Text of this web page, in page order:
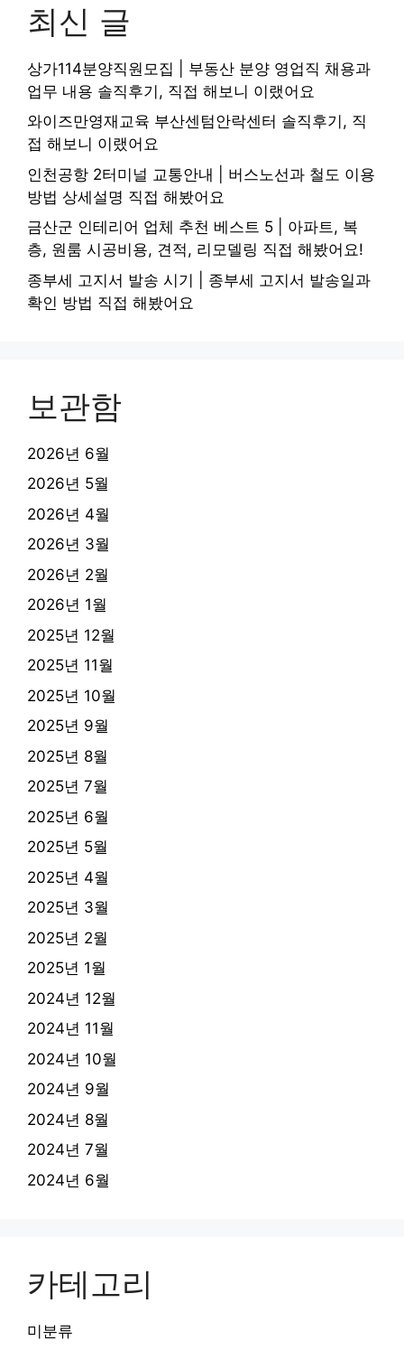
최신 글
상가114분양직원모집 | 부동산 분양 영업직 채용과
업무 내용 솔직후기, 직접 해보니 이랬어요
와이즈만영재교육 부산센텀안락센터 솔직후기, 직
접 해보니 이랬어요
인천공항 2터미널 교통안내 | 버스노선과 철도 이용
방법 상세설명 직접 해봤어요
금산군 인테리어 업체 추천 베스트 5 | 아파트, 복
층, 원룸 시공비용, 견적, 리모델링 직접 해봤어요!
종부세 고지서 발송 시기 | 종부세 고지서 발송일과
확인 방법 직접 해봤어요
보관함
2026년 6월
2026년 5월
2026년 4월
2026년 3월
2026년 2월
2026년 1월
2025년 12월
2025년 11월
2025년 10월
2025년 9월
2025년 8월
2025년 7월
2025년 6월
2025년 5월
2025년 4월
2025년 3월
2025년 2월
2025년 1월
2024년 12월
2024년 11월
2024년 10월
2024년 9월
2024년 8월
2024년 7월
2024년 6월
카테고리
미분류